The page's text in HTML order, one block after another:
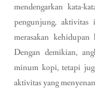
mendengarkan kata-
pengunjung,
merasakan
Dengan demikian,
minum kopi, tetapi
aktivitas yang